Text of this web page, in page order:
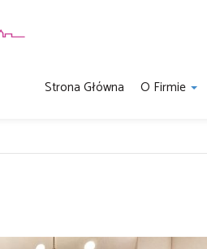
Strona Główna O Firmie